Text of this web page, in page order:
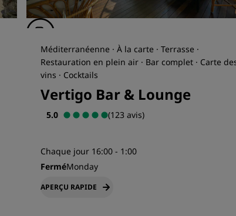
Méditerranéenne · À la carte · Terrasse ·
Restauration en plein air · Bar complet · Carte
vins · Cocktails
Vertigo Bar & Lounge
5.0 (123 avis)
Chaque jour 16:00 - 1:00
FerméMonday
APERÇU RAPIDE